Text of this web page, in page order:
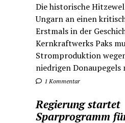
Die historische
Ungarn an einen
Erstmals in der
Kernkraftwerks Paks
Stromproduktion
niedrigen Donaupegels
1 Kommentar
Regierung startet
Sparprogramm